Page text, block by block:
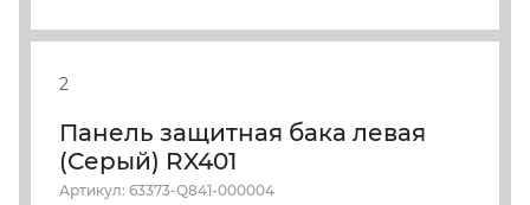
2
Панель защитная бака левая
(Серый) RX401
Артикул: 63373-Q841-000004